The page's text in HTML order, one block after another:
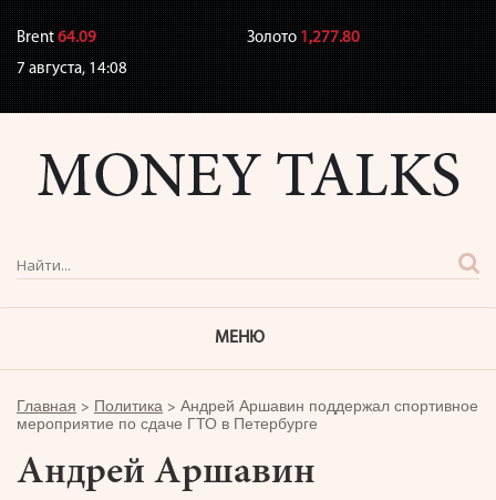
Brent64.09 Золото1,277.80
7 августа,14:08
МЕНЮ
Главная > Политика > Андрей Аршавин поддержал спортивное
мероприятие по сдаче ГТО в Петербурге
Андрей Аршавин